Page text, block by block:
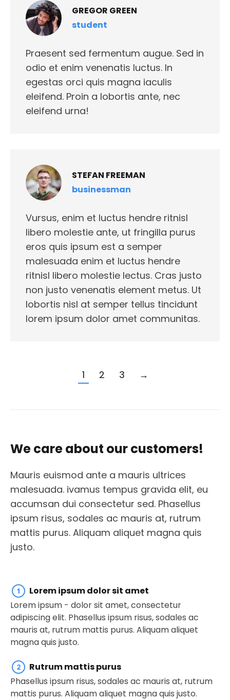
GREGOR GREEN
student
Praesent sed fermentum augue. Sed in
odio et enim venenatis luctus. In
egestas orci quis magna iaculis
eleifend. Proin a lobortis ante, nec
eleifend urna!
STEFAN FREEMAN
businessman
Vursus, enim et luctus hendre ritnisl
libero molestie ante, ut fringilla purus
eros quis ipsum est a semper
malesuada enim et luctus hendre
ritnisl libero molestie lectus. Cras justo
non justo venenatis element metus. Ut
lobortis nisl at semper tellus tincidunt
lorem ipsum dolor amet communitas.
1 2 3 →
We care about our customers!
Mauris euismod ante a mauris ultrices
malesuada. ivamus tempus gravida elit, eu
accumsan dui consectetur sed. Phasellus
ipsum risus, sodales ac mauris at, rutrum
mattis purus. Aliquam aliquet magna quis
justo.
Lorem ipsum dolor sit amet
Lorem ipsum - dolor sit amet, consectetur
adipiscing elit. Phasellus ipsum risus, sodales ac
mauris at, rutrum mattis purus. Aliquam aliquet
magna quis justo.
Rutrum mattis purus
Phasellus ipsum risus, sodales ac mauris at, rutrum
mattis purus. Aliquam aliquet magna quis justo.